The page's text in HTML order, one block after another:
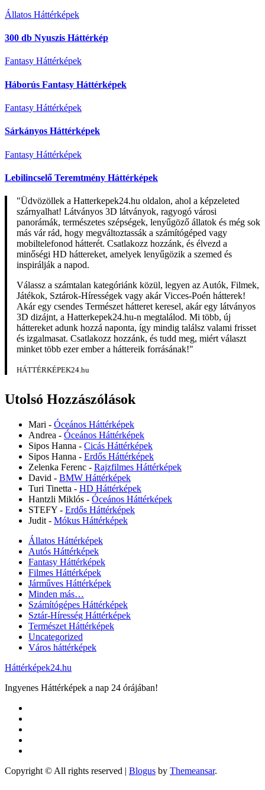
Állatos Háttérképek
300 db Nyuszis Háttérkép
Fantasy Háttérképek
Háborús Fantasy Háttérképek
Fantasy Háttérképek
Sárkányos Háttérképek
Fantasy Háttérképek
Lebilincselő Teremtmény Háttérképek
"Üdvözöllek a Hatterkepek24.hu oldalon, ahol a képzeleted
szárnyalhat! Látványos 3D látványok, ragyogó városi
panorámák, természetes szépségek, lenyűgöző állatok és még sok
más vár rád, hogy megváltoztassák a számítógéped vagy
mobiltelefonod hátterét. Csatlakozz hozzánk, és élvezd a
minőségi HD háttereket, amelyek lenyűgözik a szemed és
inspirálják a napod.
Válassz a számtalan kategóriánk közül, legyen az Autók, Filmek,
Játékok, Sztárok-Hírességek vagy akár Vicces-Poén hátterek!
Akár egy csendes Természet hátteret keresel, akár egy látványos
3D dizájnt, a Hatterkepek24.hu-n megtalálod. Mi több, új
háttereket adunk hozzá naponta, így mindig találsz valami frisset
és izgalmasat. Csatlakozz hozzánk, és tudd meg, miért választ
minket több ezer ember a háttereik forrásának!"
HÁTTÉRKÉPEK24.hu
Utolsó Hozzászólások
Mari - Óceános Háttérképek
Andrea - Óceános Háttérképek
Sipos Hanna - Cicás Háttérképek
Sipos Hanna - Erdős Háttérképek
Zelenka Ferenc - Rajzfilmes Háttérképek
David - BMW Háttérképek
Turi Tinetta - HD Háttérképek
Hantzli Miklós - Óceános Háttérképek
STEFY - Erdős Háttérképek
Judit - Mókus Háttérképek
Állatos Háttérképek
Autós Háttérképek
Fantasy Háttérképek
Filmes Háttérképek
Járműves Háttérképek
Minden más…
Számítógépes Háttérképek
Sztár-Híresség Háttérképek
Természet Háttérképek
Uncategorized
Város háttérképek
Háttérképek24.hu
Ingyenes Háttérképek a nap 24 órájában!
Copyright © All rights reserved | Blogus by Themeansar.